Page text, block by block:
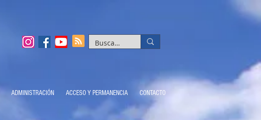
ADMINISTRACIÓN ACCESO Y PERMANENCIA CONTACTO